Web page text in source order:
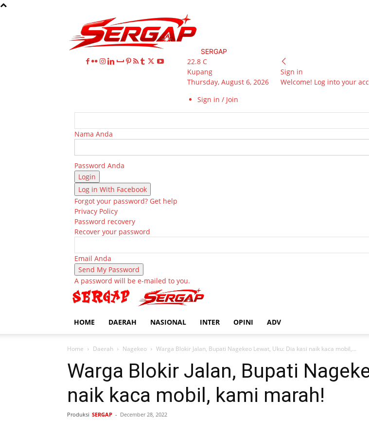
SERGAP
22.8 C
Kupang
Thursday, August 6, 2026
Sign in / Join
Sign in
Welcome! Log into your
Nama Anda
Password Anda
Log in With Facebook
Forgot your password? Get help
Privacy Policy
Password recovery
Recover your password
Email Anda
A password will be e-mailed to you.
HOME DAERAH NASIONAL INTER OPINI ADV
Home Daerah Nagekeo Warga Blokir Jalan, Bupati Nagekeo Lewat, Uku: Dia kasi naik kaca mobil,...
Warga Blokir Jalan, Bupati
naik kaca mobil, kami marah!
Produksi SERGAP - December 28, 2022